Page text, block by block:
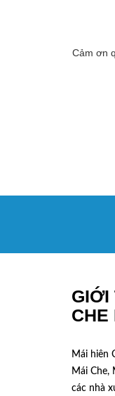
Cảm ơn
GIỚI
CHE
Mái hiên
Mái Che,
các nhà